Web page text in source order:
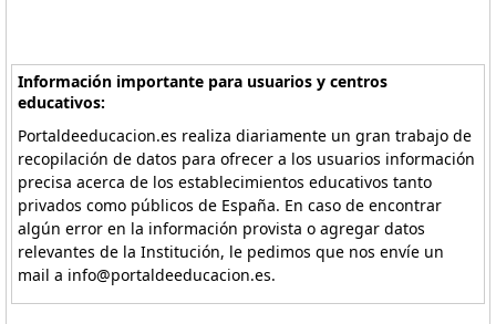
Información importante para usuarios y centros
educativos:
Portaldeeducacion.es realiza diariamente un gran trabajo de
recopilación de datos para ofrecer a los usuarios información
precisa acerca de los establecimientos educativos tanto
privados como públicos de España. En caso de encontrar
algún error en la información provista o agregar datos
relevantes de la Institución, le pedimos que nos envíe un
mail a info@portaldeeducacion.es.